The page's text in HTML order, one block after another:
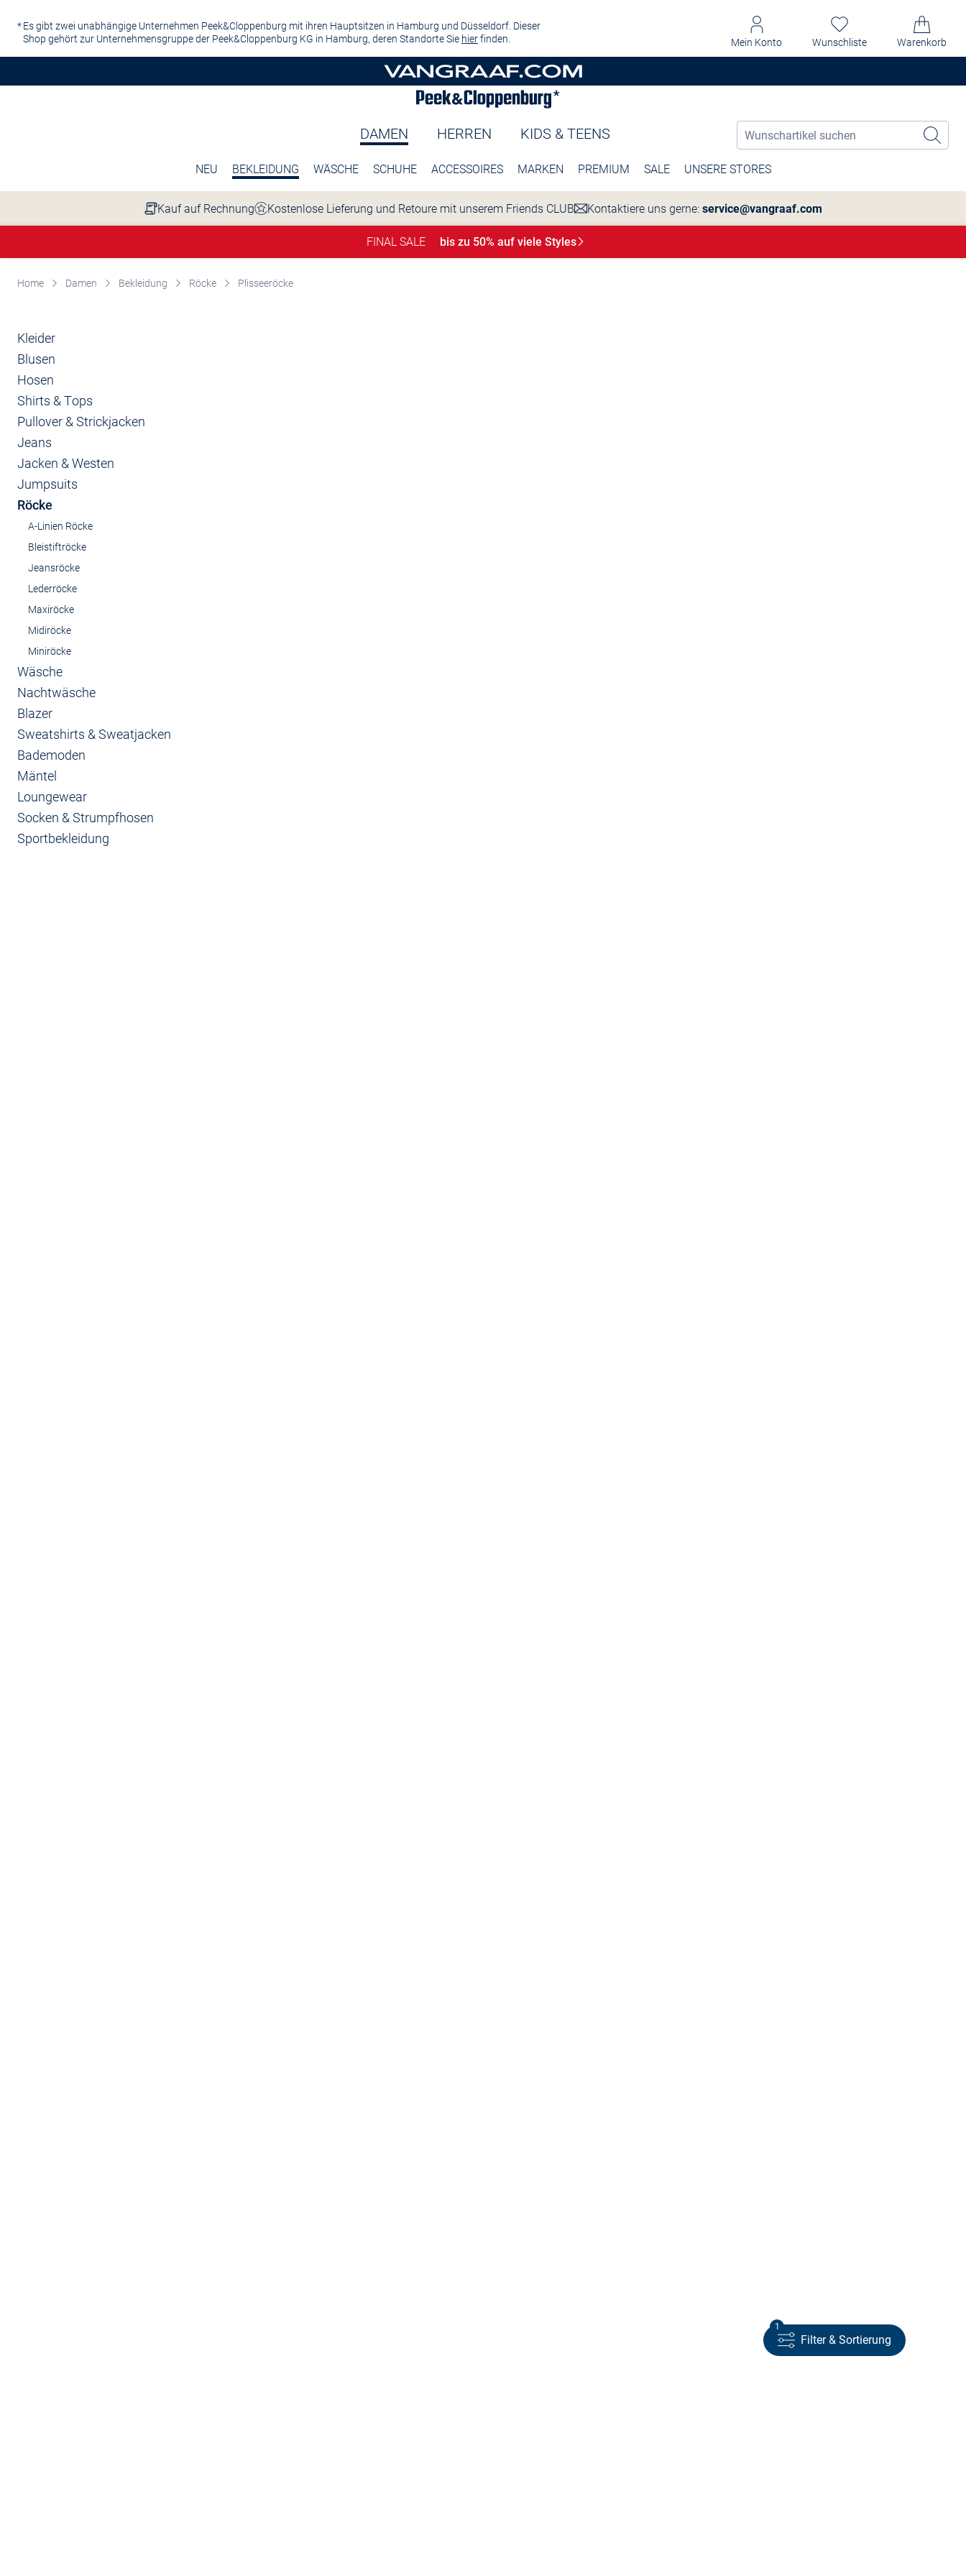
Es gibt zwei unabhängige Unternehmen Peek&Cloppenburg mit ihren Hauptsitzen in Hamburg und Düsseldorf. Dieser
Shop gehört zur Unternehmensgruppe der Peek&Cloppenburg KG in Hamburg, deren Standorte Sie hierfinden. Mein Konto Wunschliste Warenkorb
DAMEN HERREN KIDS & TEENS
NEU BEKLEIDUNG WÄSCHE SCHUHE ACCESSOIRES MARKEN PREMIUM SALE UNSERE STORES
Kauf auf Rechnung Kostenlose Lieferung und Retoure mit unserem Friends CLUB Kontaktiere uns gerne: service@vangraaf.com
FINAL SALE bis zu 50% auf viele Styles
Home Damen Bekleidung Röcke Plisseeröcke
Kleider
Blusen
Hosen
Shirts & Tops
Pullover & Strickjacken
Jeans
Jacken & Westen
Jumpsuits
Röcke
A-Linien Röcke
Bleistiftröcke
Jeansröcke
Lederröcke
Maxiröcke
Midiröcke
Miniröcke
Wäsche
Nachtwäsche
Blazer
Sweatshirts & Sweatjacken
Bademoden
Mäntel
Loungewear
Socken & Strumpfhosen
Sportbekleidung
Filter & Sortierung
1